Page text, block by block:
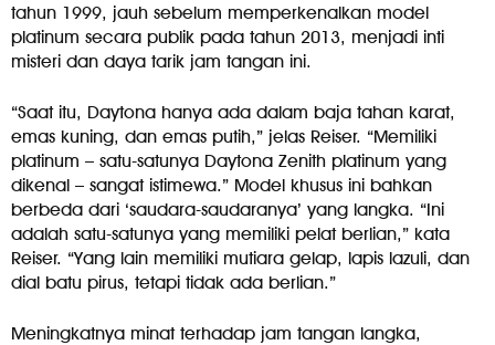
tahun 1999, jauh sebelum memperkenalkan model
platinum secara publik pada tahun 2013, menjadi inti
misteri dan daya tarik jam tangan ini.
“Saat itu, Daytona hanya ada dalam baja tahan karat,
emas kuning, dan emas putih,” jelas Reiser. “Memiliki
platinum – satu-satunya Daytona Zenith platinum yang
dikenal – sangat istimewa.” Model khusus ini bahkan
berbeda dari ‘saudara-saudaranya’ yang langka. “Ini
adalah satu-satunya yang memiliki pelat berlian,” kata
Reiser. “Yang lain memiliki mutiara gelap, lapis lazuli, dan
dial batu pirus, tetapi tidak ada berlian.”
Meningkatnya minat terhadap jam tangan langka,